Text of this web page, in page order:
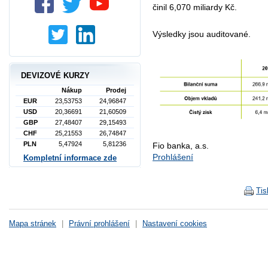
činil 6,070 miliardy Kč.
Výsledky jsou auditované.
Fio banka, a.s.
Prohlášení
DEVIZOVÉ KURZY
Nákup
Prodej
EUR
23,53753
24,96847
USD
20,36691
21,60509
GBP
27,48407
29,15493
CHF
25,21553
26,74847
PLN
5,47924 5,81236
Kompletní informace zde
Mapa stránek Právní prohlášení Nastavení cookies